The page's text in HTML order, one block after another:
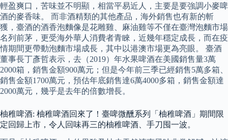
輕盈爽口，苦味並不明顯，相當平易近人，主要是要強調小麥啤
酒的麥香味。 而非酒精類的其他產品，海外銷售也有新的斬
獲，臺酒的酒香泡麵像是花雕雞、麻油雞等不僅在臺灣泡麵市場
名列前茅，更受海外華人消費者青睞，近幾年穩定成長，而在疫
情期間更帶動泡麵市場成長，其中以港澳市場更為亮眼。 臺酒
董事長丁彥哲表示，去（2019）年水果啤酒在美國銷售量3萬
2000箱，銷售金額900萬元；但是今年前三季已經銷售5萬多箱、
銷售金額1700萬元，預估年底銷售達6萬4000多箱，銷售金額達
2000萬元，幾乎是去年的倍數增長。
柚稚啤酒: 柚稚啤酒回來了！臺啤微醺系列「柚稚啤酒」期間限
定回歸上市，令人回味再三的柚稚啤酒、手刀囤一波。